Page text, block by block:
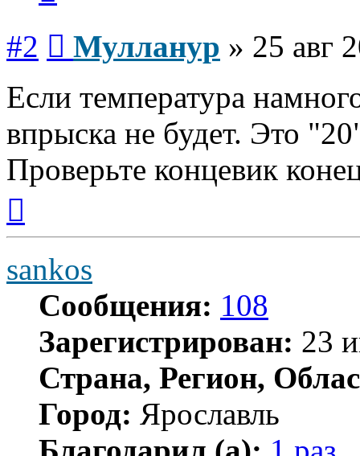
#2 Мулланур » 25 авг
Если температура
впрыска не будет. Это
Проверьте концевик
началу
sankos
Сообщения: 108
Зарегистрирован: 23
Страна, Регион,
Город: Ярославль